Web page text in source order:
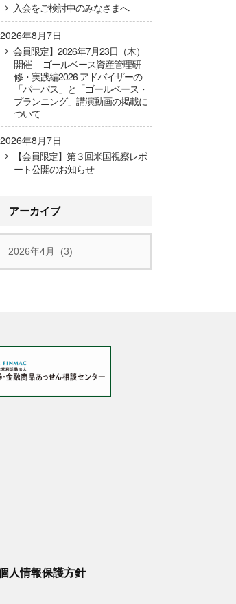
入会をご検討中のみなさまへ
2026年8月7日
会員限定】2026年7月23日（木）
開催 ゴールベース資産管理研
修・実践編2026 アドバイザーの
「パーパス」と「ゴールベース・
プランニング」講演動画の掲載に
ついて
2026年8月7日
【会員限定】第３回米国視察レポ
ート公開のお知らせ
アーカイブ
人情報保護方針